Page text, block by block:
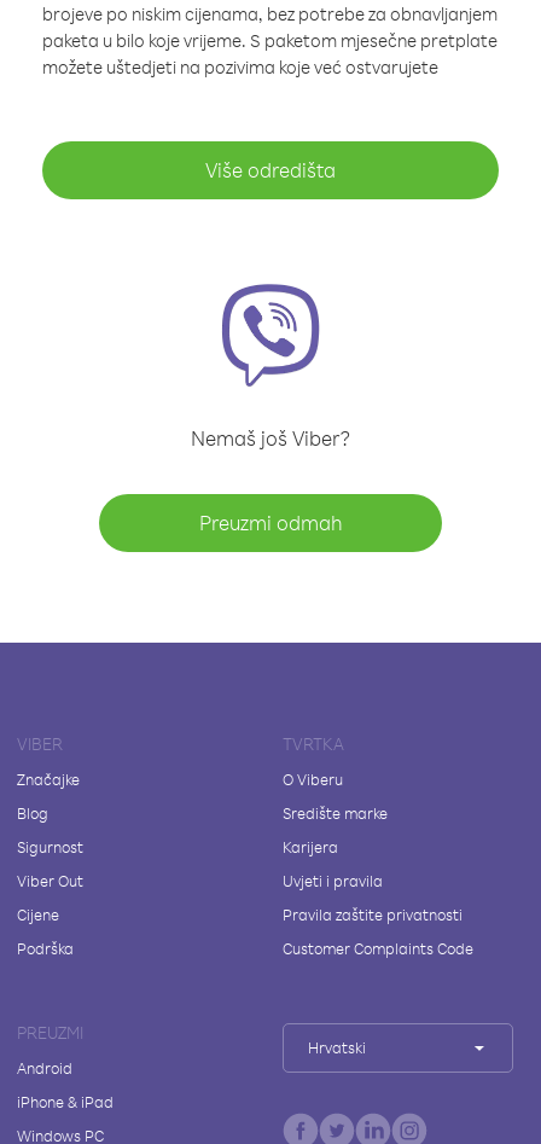
brojeve po niskim cijenama, bez potrebe za obnavljanjem
paketa u bilo koje vrijeme. S paketom mjesečne pretplate
možete uštedjeti na pozivima koje već ostvarujete
Više odredišta
Nemaš još Viber?
Preuzmi odmah
VIBER
Značajke
Blog
Sigurnost
Viber Out
Cijene
Podrška
TVRTKA
O Viberu
Središte marke
Karijera
Uvjeti i pravila
Pravila zaštite privatnosti
Customer Complaints Code
PREUZMI
Android
iPhone & iPad
Windows PC
Hrvatski